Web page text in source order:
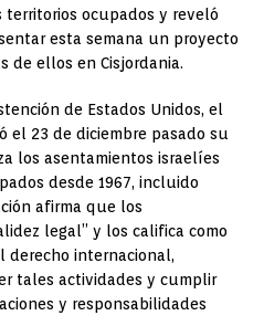
ocupados y reveló
esta semana un proyecto
de ellos en Cisjordania.
de Estados Unidos, el
el 23 de diciembre pasado su
los asentamientos israelíes
desde 1967, incluido
afirma que los
legal” y los califica como
derecho internacional,
tales actividades y cumplir
y responsabilidades